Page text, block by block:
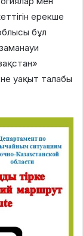
ерекше
бұл
уақыт талабы